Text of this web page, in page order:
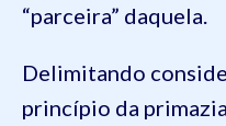
“parceira” daquela.
Delimitando
princípio da